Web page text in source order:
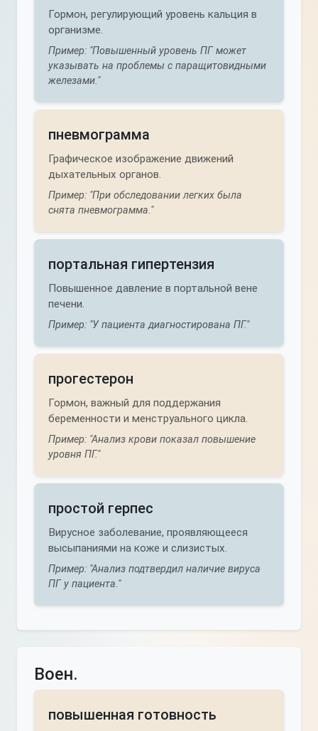
Гормон, регулирующий уровень кальция в
организме.
Пример: "Повышенный уровень ПГ может
указывать на проблемы с паращитовидными
железами."
пневмограмма
Графическое изображение движений
дыхательных органов.
Пример: "При обследовании легких была
снята пневмограмма."
портальная гипертензия
Повышенное давление в портальной вене
печени.
Пример: "У пациента диагностирована ПГ."
прогестерон
Гормон, важный для поддержания
беременности и менструального цикла.
Пример: "Анализ крови показал повышение
уровня ПГ."
простой герпес
Вирусное заболевание, проявляющееся
высыпаниями на коже и слизистых.
Пример: "Анализ подтвердил наличие вируса
ПГ у пациента."
Воен.
повышенная готовность